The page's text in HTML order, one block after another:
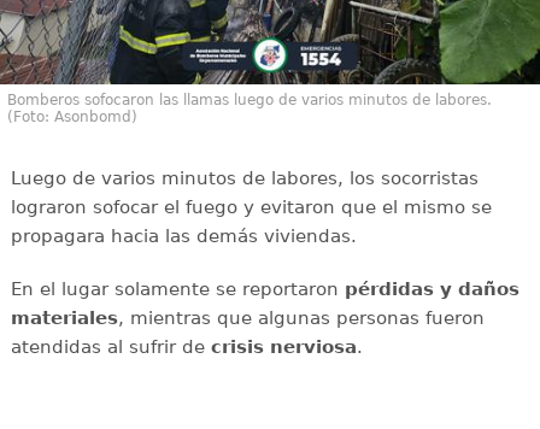
Bomberos sofocaron las llamas luego de varios minutos de labores.
(Foto: Asonbomd)
Luego de varios minutos de labores, los socorristas
lograron sofocar el fuego y evitaron que el mismo se
propagara hacia las demás viviendas.
En el lugar solamente se reportaron pérdidas y daños
materiales, mientras que algunas personas fueron
atendidas al sufrir de crisis nerviosa.